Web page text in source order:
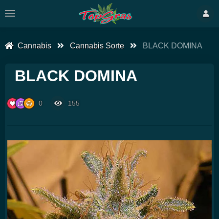
Cannabis Cannabis Sorte BLACK DOMINA
BLACK DOMINA
0 155